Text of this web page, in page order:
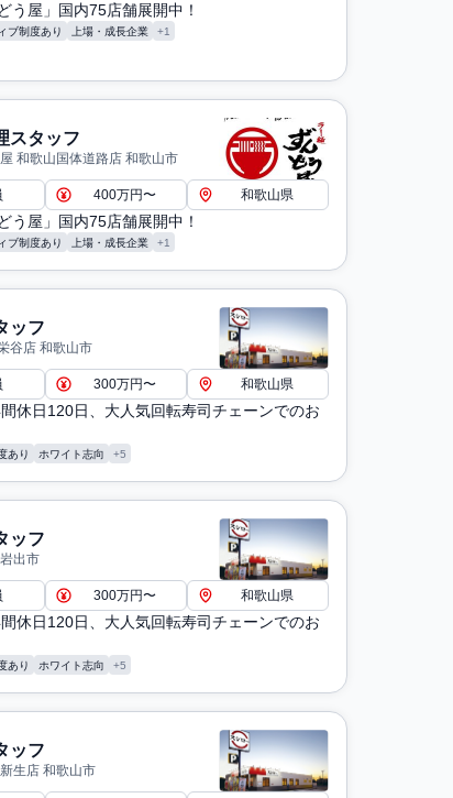
う屋」国内75店舗展開中！
ブ制度あり 上場・成長企業 +1
スタッフ
和歌山国体道路店 和歌山市
400万円〜 和歌山県
う屋」国内75店舗展開中！
ブ制度あり 上場・成長企業 +1
ッフ
谷店 和歌山市
300万円〜 和歌山県
休日120日、大人気回転寿司チェーンでのお
あり ホワイト志向 +5
ッフ
出市
300万円〜 和歌山県
休日120日、大人気回転寿司チェーンでのお
あり ホワイト志向 +5
ッフ
生店 和歌山市